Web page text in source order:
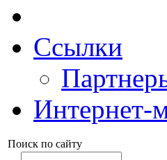
Ссылки
Интернет-
Поиск по сайту